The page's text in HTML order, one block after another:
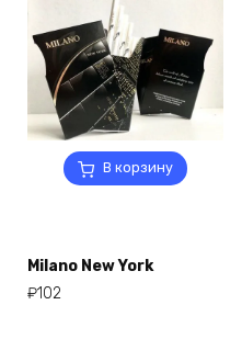
В корзину
Milano New York
₽102